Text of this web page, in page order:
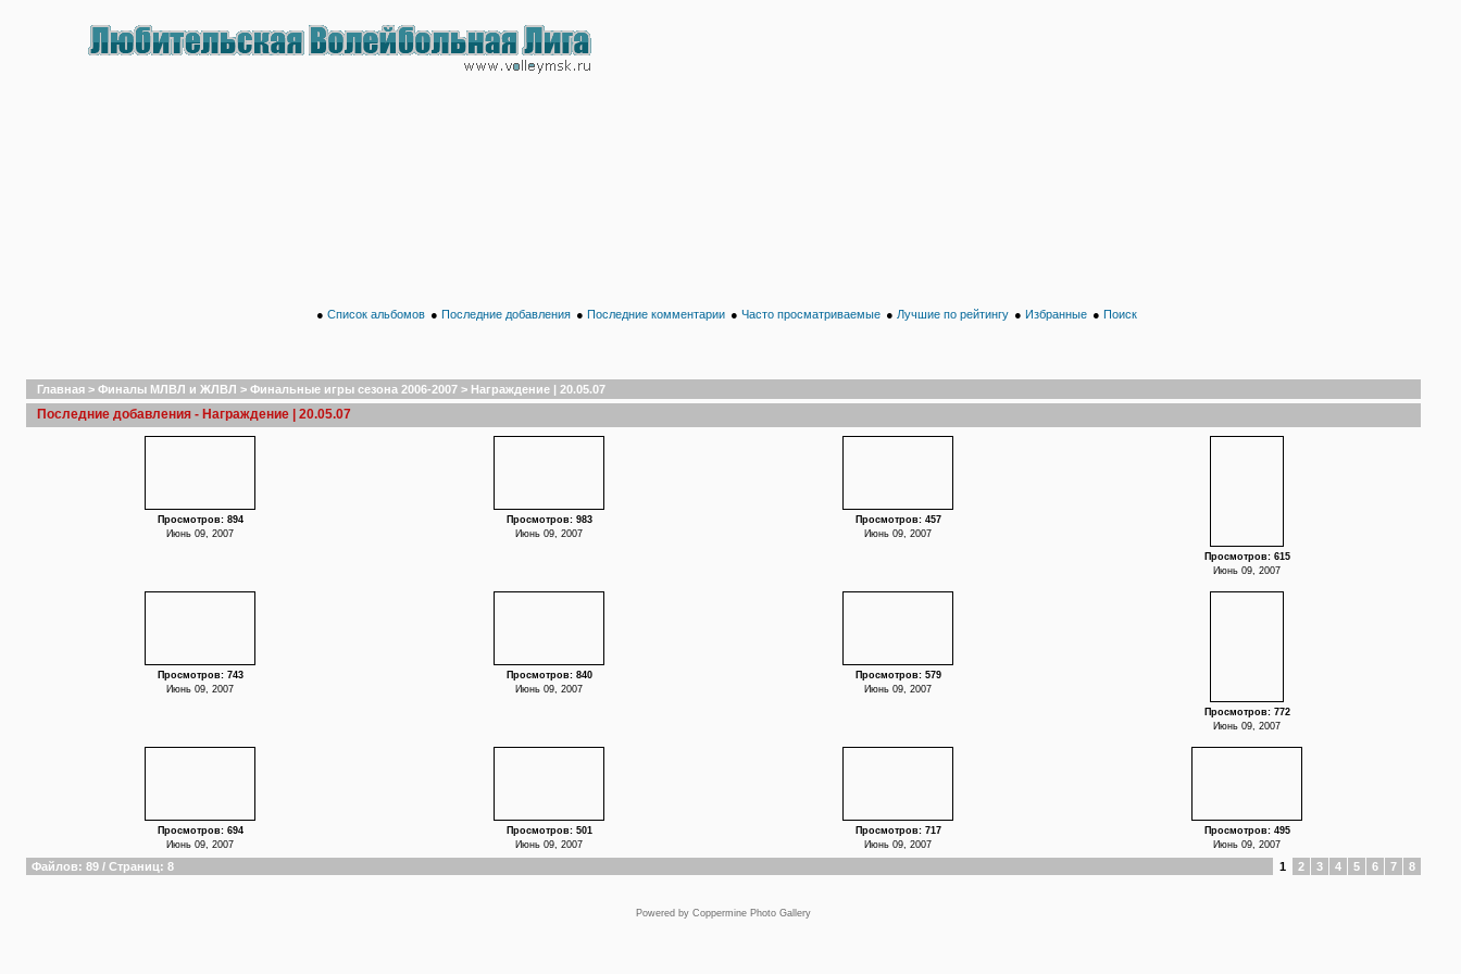
● Список альбомов ● Последние добавления ● Последние комментарии ● Часто просматриваемые ● Лучшие по рейтингу ● Избранные ● Поиск
Главная > Финалы МЛВЛ и ЖЛВЛ > Финальные игры сезона 2006-2007 > Награждение | 20.05.07
Последние добавления - Награждение | 20.05.07
Просмотров: 894
Июнь 09, 2007
Просмотров: 983
Июнь 09, 2007
Просмотров: 457
Июнь 09, 2007
Просмотров: 615
Июнь 09, 2007
Просмотров: 743
Июнь 09, 2007
Просмотров: 840
Июнь 09, 2007
Просмотров: 579
Июнь 09, 2007
Просмотров: 772
Июнь 09, 2007
Просмотров: 694
Июнь 09, 2007
Просмотров: 501
Июнь 09, 2007
Просмотров: 717
Июнь 09, 2007
Просмотров: 495
Июнь 09, 2007
Файлов: 89 / Страниц: 8 1 2 3 4 5 6 7 8
Powered by Coppermine Photo Gallery